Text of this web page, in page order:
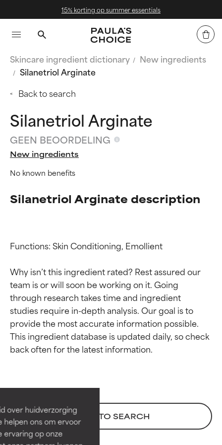
over huidverzorging
helpen ons om ervoor
ervaring op onze
Skincare ingredient dictionary
New ingredients
Silanetriol Arginate
Back to search
Silanetriol Arginate
GEEN BEOORDELING
New ingredients
No known benefits
Silanetriol Arginate description
Functions: Skin Conditioning, Emollient
Why isn’t this ingredient rated? Rest assured our
team is or will soon be working on it. Going
through research takes time and ingredient
studies require in-depth analysis. Our goal is to
provide the most accurate information possible.
This ingredient database is updated daily, so check
BACK TO SEARCH
Beoordelingen van
Bewezen en ondersteund door
onafhankelijk onderzoek.
Uitstekend actief ingrediënt
voor de meeste huidtypen of
Beoordelingen van
Bewezen en ondersteund door
onafhankelijk onderzoek.
Uitstekend actief ingrediënt
voor de meeste huidtypen of